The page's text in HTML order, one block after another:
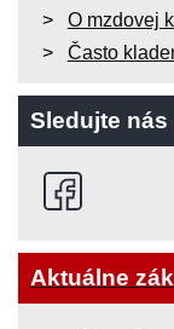
O mzdovej
Často
Sledujte nás
Aktuálne